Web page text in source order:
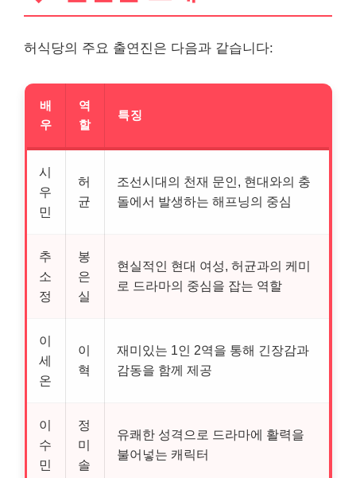
허식당의 주요 출연진은 다음과 같습니다:
배
우
역
할
특징
시
우
민
허
균
조선시대의 천재 문인, 현대와의 충
돌에서 발생하는 해프닝의 중심
추
소
정
봉
은
실
현실적인 현대 여성, 허균과의 케미
로 드라마의 중심을 잡는 역할
이
세
온
이
혁
재미있는 1인 2역을 통해 긴장감과
감동을 함께 제공
이
수
민
정
미
솔
유쾌한 성격으로 드라마에 활력을
불어넣는 캐릭터